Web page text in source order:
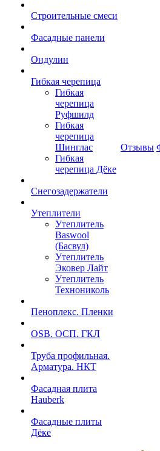
Строительные смеси
Фасадные панели
Ондулин
Гибкая черепица
Гибкая
черепица
Руфшилд
Гибкая
черепица
Шинглас
Гибкая
черепица Дёке
Снегозадержатели
Утеплители
Утеплитель
Baswool
(Басвул)
Утеплитель
Эковер Лайт
Утеплитель
Технониколь
Пеноплекс. Пленки
OSB. ОСП. ГКЛ
Труба профильная.
Арматура. НКТ
Фасадная плита
Hauberk
Фасадные плиты
Дёке
Отзывы